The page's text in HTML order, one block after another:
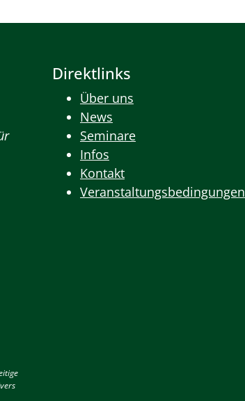
Direktlinks
Über uns
News
Seminare
Infos
Kontakt
Veranstaltungsbedingungen